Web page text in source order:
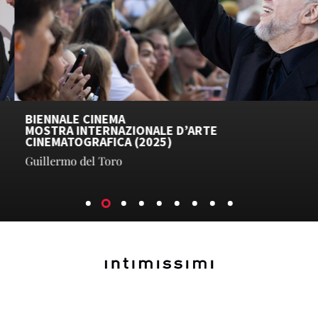
BIENNALE CINEMA
MOSTRA INTERNAZIONALE D’ARTE
CINEMATOGRAFICA (2025)
Guillermo del Toro